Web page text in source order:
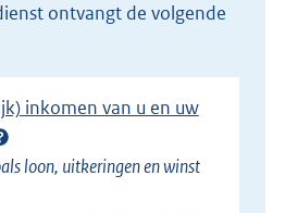
inkomen van u en uw
loon, uitkeringen en winst